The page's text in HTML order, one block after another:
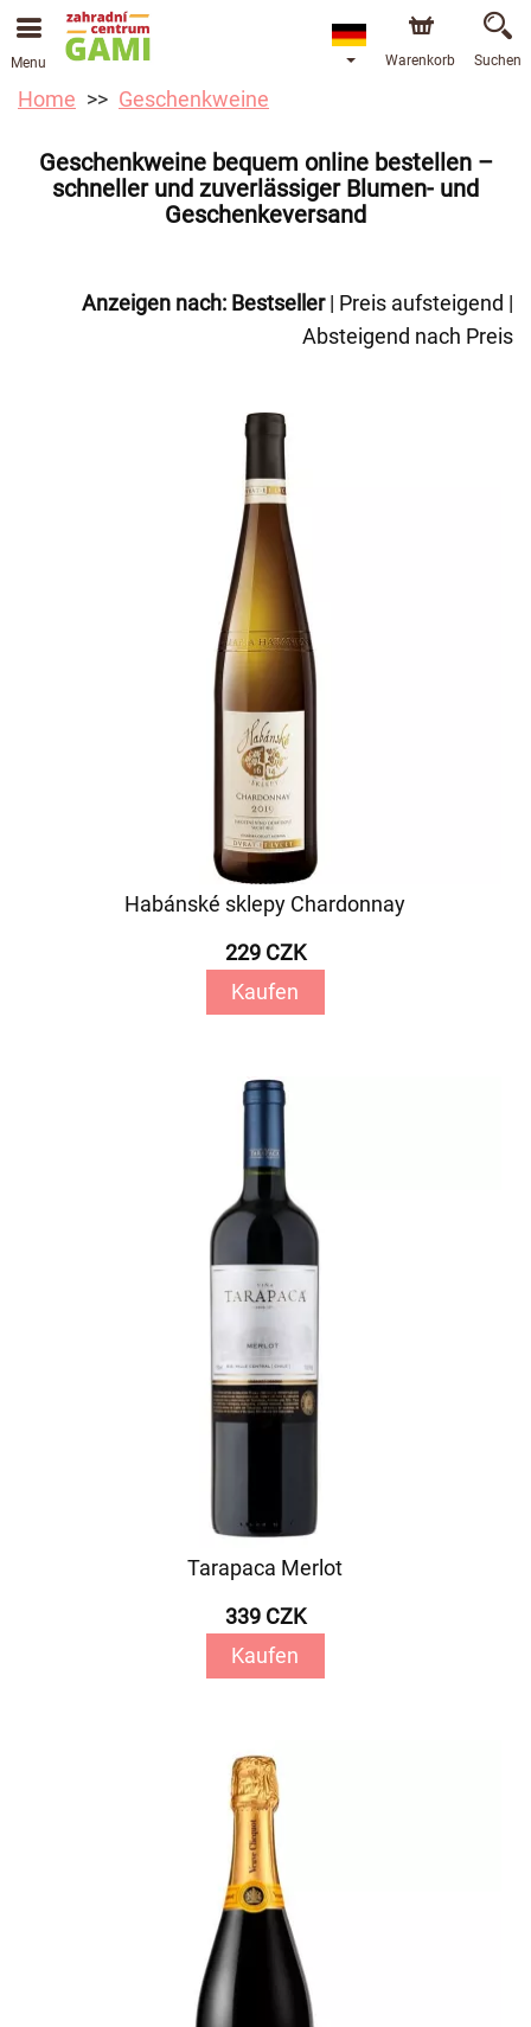
Menu Warenkorb Suchen
Home Geschenkweine
Geschenkweine bequem online bestellen –
schneller und zuverlässiger Blumen- und
Geschenkeversand
Anzeigen nach: Bestseller| Preis aufsteigend |
Absteigend nach Preis
Habánské sklepy Chardonnay
229 CZK
Kaufen
Tarapaca Merlot
339 CZK
Kaufen